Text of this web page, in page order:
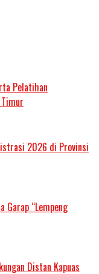
Pelatihan
2026 di Provinsi
Garap “Lempeng
Distan Kapuas